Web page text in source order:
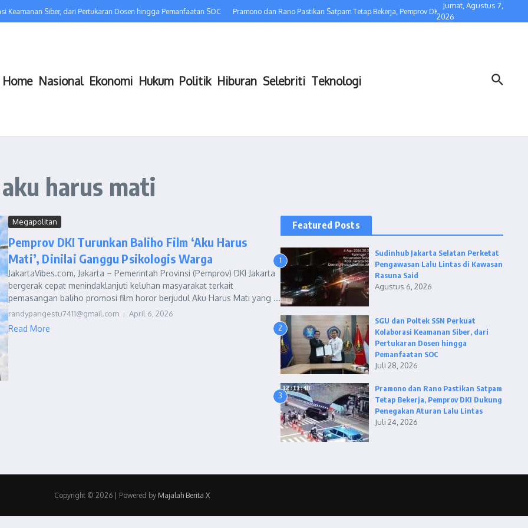
Keamanan Siber, dari Pertukaran Dosen hingga Pemanfaatan SOC Pramono dan Rano Pastikan Satpam Tetap Bekerja, Pemprov DKI Dukung Penegakan Aturan
Jumat, Agustus 7,
2026
Home Nasional Ekonomi Hukum Politik Hiburan Selebriti Teknologi
harus mati
Megapolitan
Pemprov DKI Turunkan Baliho Film ‘Aku Harus
Mati’, Dinilai Ganggu Psikologis Warga
JakartaVibes.com, Jakarta – Pemerintah Provinsi (Pemprov) DKI Jakarta
bergerak cepat menindaklanjuti keluhan masyarakat terkait
pemasangan baliho promosi film horor berjudul Aku Harus Mati yang ...
randypangestu7411@gmail.com April 6, 2026
Read More
Featured Posts
1
Sudinhub Jakarta Selatan Perketat
Pengawasan Lalu Lintas di Kawasan
Rasuna Said
Agustus 6, 2026
2
SGU dan Poltek SSN Perkuat
Kolaborasi Keamanan Siber, dari
Pertukaran Dosen hingga
Pemanfaatan SOC
Juli 28, 2026
3
Pramono dan Rano Pastikan Satpam
Tetap Bekerja, Pemprov DKI Dukung
Penegakan Aturan Lalu Lintas
Juli 24, 2026
Copyright © 2026 | Powered by Majalah Berita X